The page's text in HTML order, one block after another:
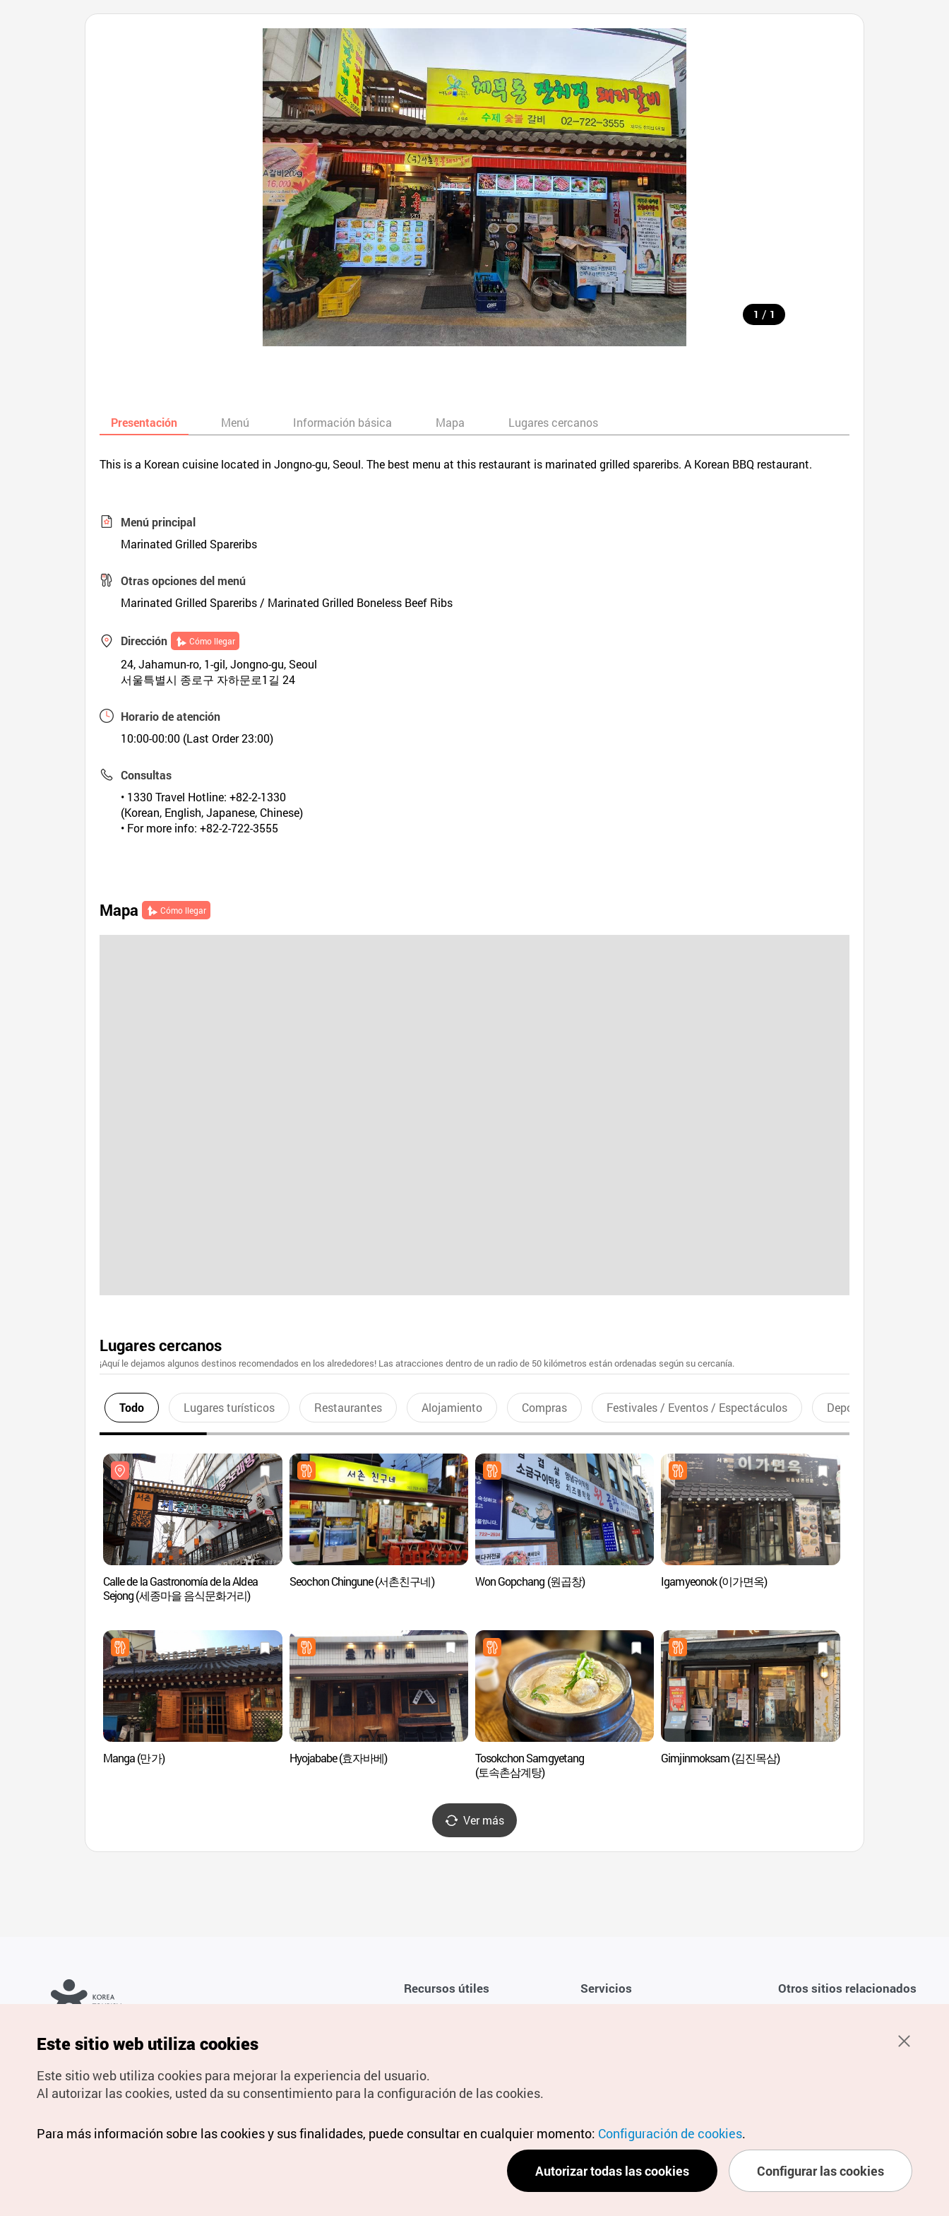
1 / 1
Presentación Menú Información básica Mapa Lugares cercanos
This is a Korean cuisine located in Jongno-gu, Seoul. The best menu at this restaurant is marinated grilled spareribs. A Korean BBQ restaurant.
Menú principal
Marinated Grilled Spareribs
Otras opciones del menú
Marinated Grilled Spareribs / Marinated Grilled Boneless Beef Ribs
Dirección Cómo llegar
24, Jahamun-ro, 1-gil, Jongno-gu, Seoul
서울특별시 종로구 자하문로1길 24
Horario de atención
10:00-00:00 (Last Order 23:00)
Consultas
• 1330 Travel Hotline: +82-2-1330
(Korean, English, Japanese, Chinese)
• For more info: +82-2-722-3555
Mapa Cómo llegar
Lugares cercanos
¡Aquí le dejamos algunos destinos recomendados en los alrededores! Las atracciones dentro de un radio de 50 kilómetros están ordenadas según su cercanía.
Todo Lugares turísticos Restaurantes Alojamiento Compras Festivales / Eventos / Espectáculos Deportes recreativos
Calle de la Gastronomía de la Aldea
Sejong (세종마을 음식문화거리)
Seochon Chingune (서촌친구네) Won Gopchang (원곱창) Igamyeonok (이가면옥)
Manga (만가) Hyojababe (효자바베)
Tosokchon Samgyetang
(토속촌삼계탕)
Gimjinmoksam (김진목삼)
Ver más
Recursos útiles
Guías digitales
Servicios
Términos y condiciones de ubicación
personal
Política de ubicación personal
Otros sitios relacionados
derechos reservados.
Para informes de errores y cuestiones relacionadas con el sitio
spanish@knto.or.kr
Este sitio web utiliza cookies
Este sitio web utiliza cookies para mejorar la experiencia del usuario.
Al autorizar las cookies, usted da su consentimiento para la configuración de las cookies.
Para más información sobre las cookies y sus finalidades, puede consultar en cualquier momento: Configuración de cookies.
Autorizar todas las cookies Configurar las cookies